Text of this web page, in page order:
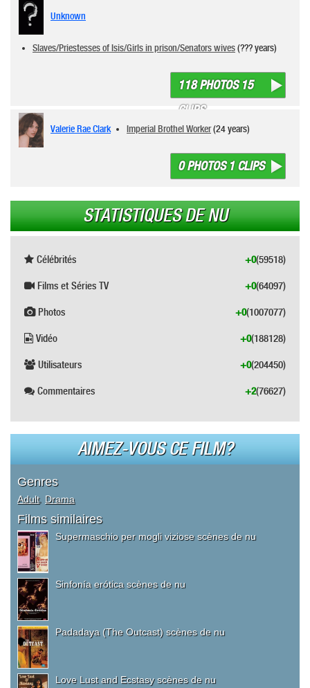
Unknown
Slaves/Priestesses of Isis/Girls in prison/Senators wives(??? years)
118 PHOTOS 15
CLIPS
Valerie Rae Clark Imperial Brothel Worker(24 years)
0 PHOTOS 1 CLIPS
STATISTIQUES DE NU
Célébrités (59518)
+0
Films et Séries TV (64097)
+0
Photos (1007077)
+0
Vidéo (188128)
+0
Utilisateurs (204450)
+0
Commentaires (76627)
+2
AIMEZ-VOUS CE FILM?
Genres
Adult, Drama
Films similaires
Supermaschio per mogli viziose scènes de nu
Sinfonía erótica scènes de nu
Padadaya (The Outcast) scènes de nu
Love Lust and Ecstasy scènes de nu